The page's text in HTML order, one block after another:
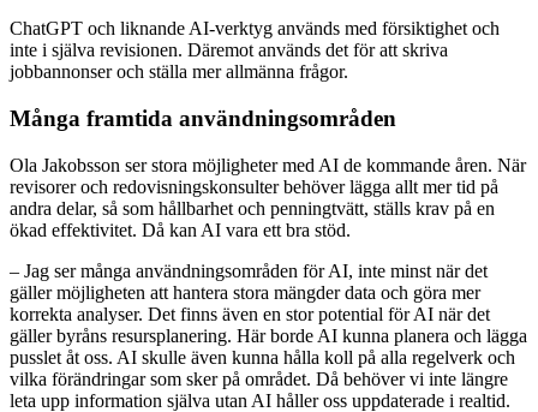
ChatGPT och liknande AI-verktyg används med försiktighet och
inte i själva revisionen. Däremot används det för att skriva
jobbannonser och ställa mer allmänna frågor.
Många framtida användningsområden
Ola Jakobsson ser stora möjligheter med AI de kommande åren. När
revisorer och redovisningskonsulter behöver lägga allt mer tid på
andra delar, så som hållbarhet och penningtvätt, ställs krav på en
ökad effektivitet. Då kan AI vara ett bra stöd.
– Jag ser många användningsområden för AI, inte minst när det
gäller möjligheten att hantera stora mängder data och göra mer
korrekta analyser. Det finns även en stor potential för AI när det
gäller byråns resursplanering. Här borde AI kunna planera och lägga
pusslet åt oss. AI skulle även kunna hålla koll på alla regelverk och
vilka förändringar som sker på området. Då behöver vi inte längre
leta upp information själva utan AI håller oss uppdaterade i realtid.